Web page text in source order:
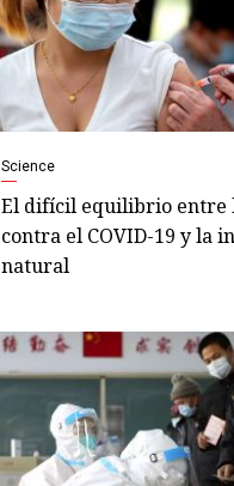
Science
El difícil equilibrio entre
contra el COVID-19 y la
natural